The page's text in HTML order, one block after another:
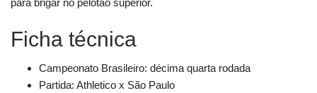
Ficha técnica
Campeonato Brasileiro: décima quarta rodada
Partida: Athletico x São Paulo